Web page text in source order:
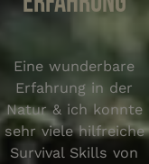
Eine wunderbare
Erfahrung in der
Natur & ich konnte
sehr viele hilfreiche
Survival Skills von